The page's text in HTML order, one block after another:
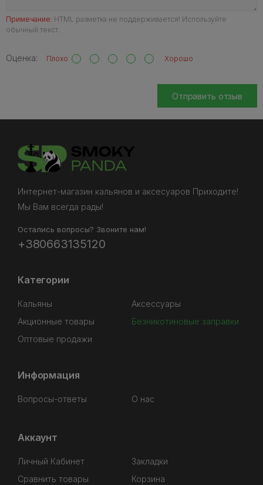
Примечание: HTML разметка не поддерживается! Используйте
обычный текст.
Оценка: Плохо Хорошо
Отправить отзыв
Интернет-магазин кальянов и аксесуаров Приходите!
Мы Вам всегда рады!
Остались вопросы? Звоните нам!
+380663135120
Категории
Кальяны
Аксессуары
Акционные товары
Безникотиновые заправки
Оптовые продажи
Информация
Вопросы-ответы О нас
Аккаунт
Личный Кабинет
Закладки
Сравнить товары
Корзина